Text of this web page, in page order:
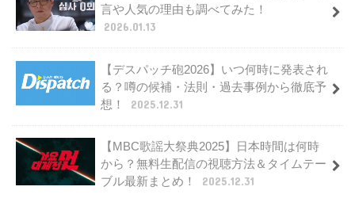
言や人気の理由も調べてみた！
2026.01.13
【デスパッチ砲2026】いつ何時に発表され
る？噂の候補・法則・過去事例から徹底予
想！
2025.12.31
【MBC歌謡大祭典2025】日本時間は何時
から？無料生配信の視聴方法＆タイムテー
ブル最新まとめ！
2025.12.31